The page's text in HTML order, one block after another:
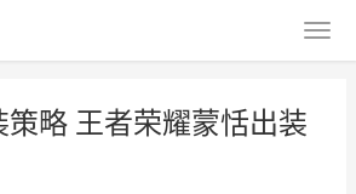
略 王者荣耀蒙恬出装